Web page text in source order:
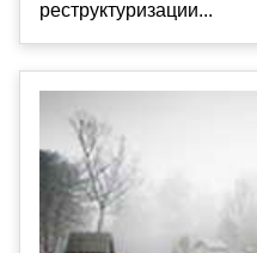
реструктуризации...